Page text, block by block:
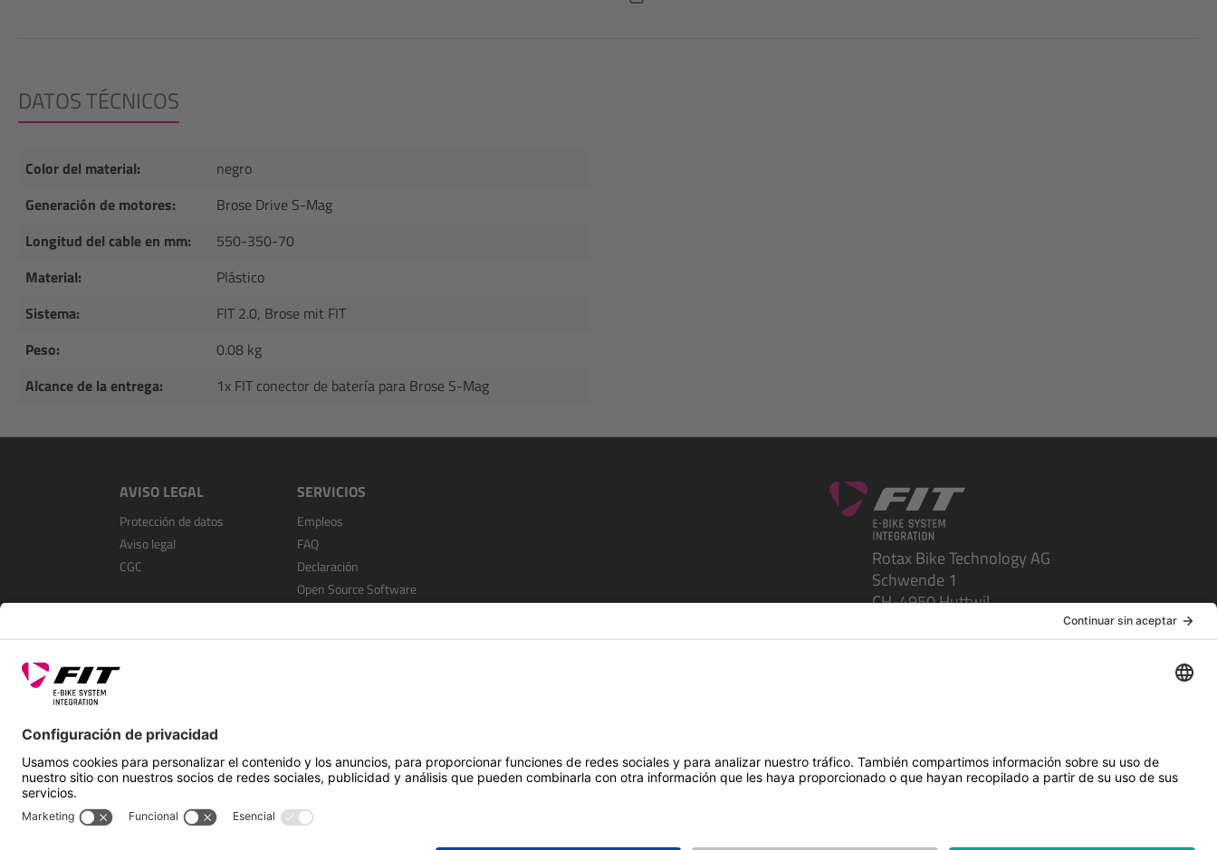
DATOS TÉCNICOS
Color del material:
negro
Generación de motores:
Brose Drive S-Mag
Longitud del cable en mm:
550-350-70
Material:
Plástico
Sistema:
FIT 2.0, Brose mit FIT
Peso:
0.08 kg
Alcance de la entrega:
1x FIT conector de batería para Brose S-Mag
AVISO LEGAL
Protección de datos
Aviso legal
CGC
SERVICIOS
Empleos
FAQ
Declaración
Open Source Software
Rotax Bike Technology AG
Schwende 1
CH-4950 Huttwil
SÍGUENOS EN